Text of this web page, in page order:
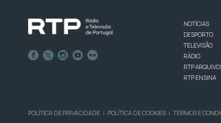
NOTÍCIAS
DESPORTO
TELEVISÃO
RÁDIO
RTP
RTP ENSINA
POLÍTICA DE PRIVACIDADE | POLÍTICA DE COOKIES | TERMOS E